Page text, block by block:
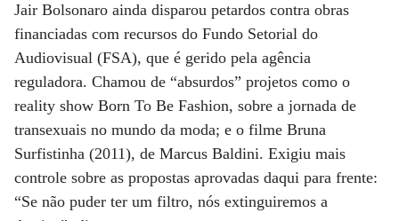
Jair Bolsonaro ainda disparou petardos contra obras
financiadas com recursos do Fundo Setorial do
Audiovisual (FSA), que é gerido pela agência
reguladora. Chamou de “absurdos” projetos como o
reality show Born To Be Fashion, sobre a jornada de
transexuais no mundo da moda; e o filme Bruna
Surfistinha (2011), de Marcus Baldini. Exigiu mais
controle sobre as propostas aprovadas daqui para frente:
“Se não puder ter um filtro, nós extinguiremos a